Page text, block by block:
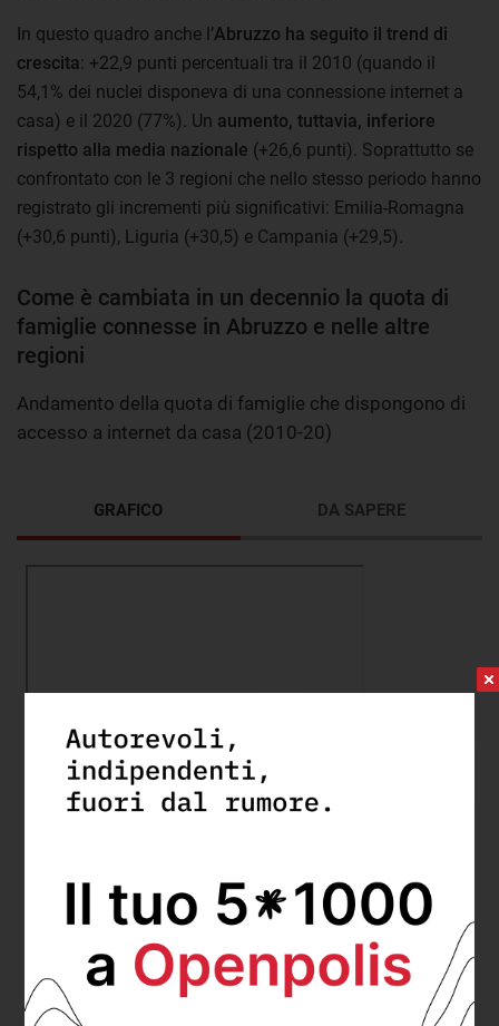
In questo quadro anche l’Abruzzo ha seguito il trend di
crescita: +22,9 punti percentuali tra il 2010 (quando il
54,1% dei nuclei disponeva di una connessione internet a
casa) e il 2020 (77%). Un aumento, tuttavia, inferiore
rispetto alla media nazionale (+26,6 punti). Soprattutto se
confrontato con le 3 regioni che nello stesso periodo hanno
registrato gli incrementi più significativi: Emilia-Romagna
(+30,6 punti), Liguria (+30,5) e Campania (+29,5).
Come è cambiata in un decennio la quota di
famiglie connesse in Abruzzo e nelle altre
regioni
Andamento della quota di famiglie che dispongono di
accesso a internet da casa (2010-20)
GRAFICO DA SAPERE